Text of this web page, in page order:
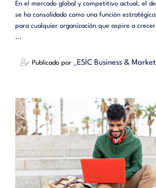
En el mercado global y competitivo actual, el
se ha consolidado como una función
para cualquier organización que aspire a
...
Publicado por _ESIC Business &